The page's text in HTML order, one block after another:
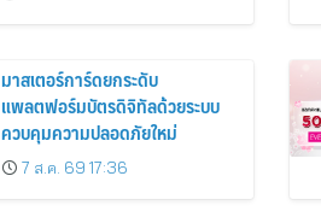
ส่วนลดและสิทธิพิเศษถึง 31
มาสเตอร์การ์ดยกระดับ
แพลตฟอร์มบัตรดิจิทัลด้วยระบบ
ควบคุมความปลอดภัยใหม่
7 ส.ค. 69 17:36